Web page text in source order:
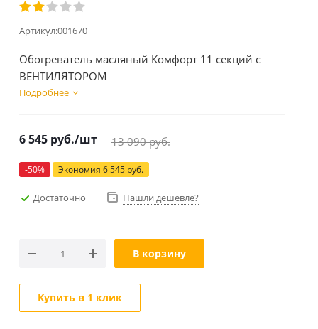
Артикул:001670
Обогреватель масляный Комфорт 11 секций с
ВЕНТИЛЯТОРОМ
Подробнее
6 545 руб./шт 13 090руб.
-50% Экономия 6 545 руб.
Достаточно Нашли дешевле?
В корзину
Купить в 1 клик